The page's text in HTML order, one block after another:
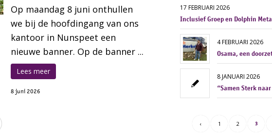
Op maandag 8 juni onthullen
we bij de hoofdingang van ons
kantoor in Nunspeet een
nieuwe banner. Op de banner ...
Lees meer
8 juni 2026
17 FEBRUARI 2026
Inclusief Groep en Dolphin
4 FEBRUARI 2026
Osama, een
8 JANUARI 2026
“Samen Sterk
‹ 1 2 3